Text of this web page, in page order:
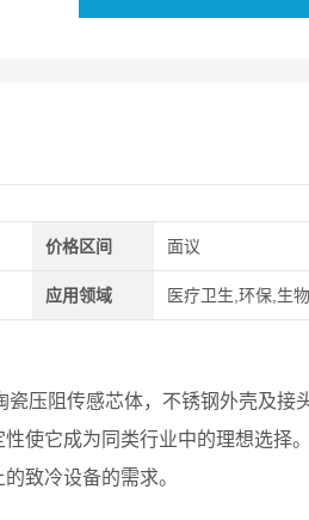
价格区间 面议
应用领域 医疗卫生,环保,生
瓷压阻传感芯体，不锈钢外壳及接
使它成为同类行业中的理想选择
致冷设备的需求。